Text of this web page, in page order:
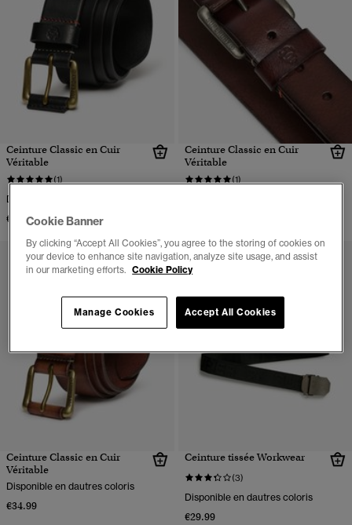
Ceinture Classic en Cuir
Véritable
(1)
Disponible en dautres coloris
€34.99
Ceinture Classic en Cuir
Véritable
(1)
Ceinture Classic en Cuir
Véritable
Disponible en dautres coloris
€34.99
Ceinture tissée Workwear
(3)
Disponible en dautres coloris
€29.99
Cookie Banner
By clicking “Accept All Cookies”, you agree to the storing of cookies on
your device to enhance site navigation, analyze site usage, and assist
in our marketing efforts. Cookie Policy
Accept All Cookies
Manage Cookies